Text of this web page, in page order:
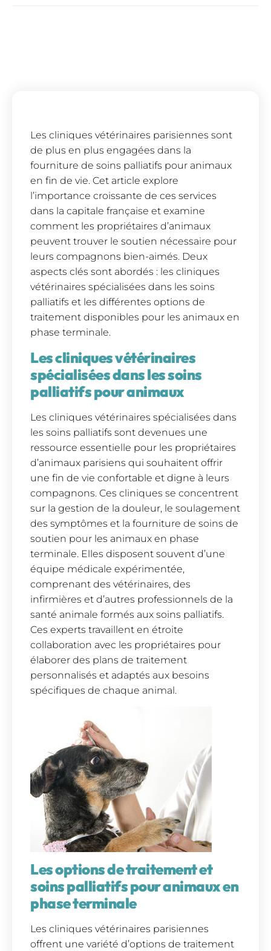
Les cliniques vétérinaires parisiennes sont
de plus en plus engagées dans la
fourniture de soins palliatifs pour animaux
en fin de vie. Cet article explore
l’importance croissante de ces services
dans la capitale française et examine
comment les propriétaires d’animaux
peuvent trouver le soutien nécessaire pour
leurs compagnons bien-aimés. Deux
aspects clés sont abordés : les cliniques
vétérinaires spécialisées dans les soins
palliatifs et les différentes options de
traitement disponibles pour les animaux en
phase terminale.
Les cliniques vétérinaires
spécialisées dans les soins
palliatifs pour animaux
Les cliniques vétérinaires spécialisées dans
les soins palliatifs sont devenues une
ressource essentielle pour les propriétaires
d’animaux parisiens qui souhaitent offrir
une fin de vie confortable et digne à leurs
compagnons. Ces cliniques se concentrent
sur la gestion de la douleur, le soulagement
des symptômes et la fourniture de soins de
soutien pour les animaux en phase
terminale. Elles disposent souvent d’une
équipe médicale expérimentée,
comprenant des vétérinaires, des
infirmières et d’autres professionnels de la
santé animale formés aux soins palliatifs.
Ces experts travaillent en étroite
collaboration avec les propriétaires pour
élaborer des plans de traitement
personnalisés et adaptés aux besoins
spécifiques de chaque animal.
Les options de traitement et
soins palliatifs pour animaux en
phase terminale
Les cliniques vétérinaires parisiennes
offrent une variété d’options de traitement